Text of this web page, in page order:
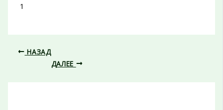
1
НАЗАД
ДАЛЕЕ